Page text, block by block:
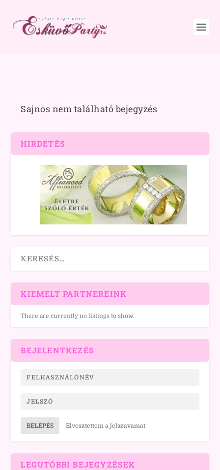
Sajnos nem található bejegyzés
HIRDETÉS
KIEMELT PARTNEREINK
There are currently no listings to show.
BEJELENTKEZÉS
BELÉPÉS Elvesztettem a jelszavamat
LEGUTÓBBI BEJEGYZÉSEK